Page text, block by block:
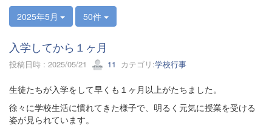
2025年5月 50件
入学してから１ヶ月
投稿日時 : 2025/05/21 11 カテゴリ:学校行事
生徒たちが入学をして早くも１ヶ月以上がたちました。
徐々に学校生活に慣れてきた様子で、明るく元気に授業を受ける
姿が見られています。